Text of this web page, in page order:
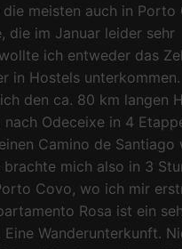
meisten auch in Porto
die im Januar leider sehr
ich entweder das
in Hostels unterkommen.
den ca. 80 km langen
Odeceixe in 4
Camino de Santiago
brachte mich also in 3
Covo, wo ich mir
Rosa ist ein
Eine Wanderunterkunft.